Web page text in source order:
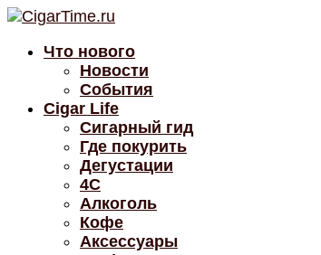
Что нового
Новости
События
Cigar Life
Сигарный гид
Где покурить
Дегустации
4C
Алкоголь
Кофе
Аксессуары